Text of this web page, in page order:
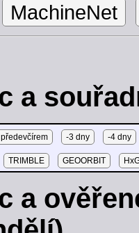
MachineNet
a
předevčírem -3 dny -4 dny
TRIMBLE GEOORBIT
a